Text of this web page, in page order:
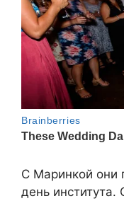
С Маринкой они
день